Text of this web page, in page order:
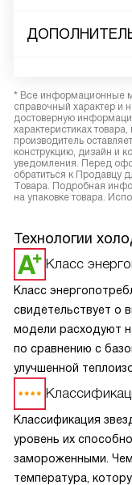
* Все информационные
справочный характер и
достоверную
характеристиках
производитель
конструкцию, дизайн и
уведомления. Перед
обратиться к Продавцу
Товара. Подробная
на упаковке товара.
Технологии
Класс
Класс
свидетельствует о
модели расходуют
по сравнению с
улучшенной
компрессорами и
температуры, что
и долговечность.
экономичнее в быту
и экологию.
Классификация
уровень их
замороженными.
температура,